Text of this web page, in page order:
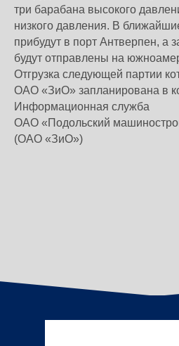
три барабана высокого
низкого давления. В
прибудут в порт Антверпен, а
будут отправлены на
Отгрузка следующей партии
ОАО «ЗиО» запланирована в
Информационная служба
ОАО «Подольский
(ОАО «ЗиО»)